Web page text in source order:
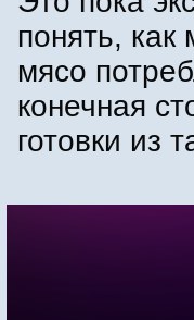
понять,
мясо
конечная
готовки из